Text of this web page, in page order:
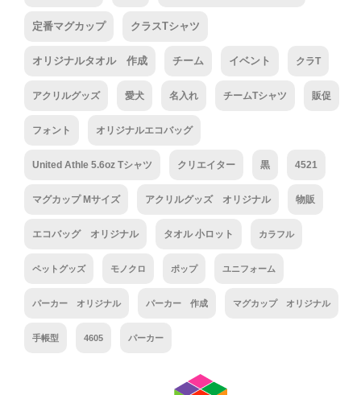
定番マグカップ クラスTシャツ
オリジナルタオル 作成 チーム イベント クラT
アクリルグッズ 愛犬 名入れ チームTシャツ 販促
フォント オリジナルエコバッグ
United Athle 5.6oz Tシャツ クリエイター 黒 4521
マグカップ Mサイズ アクリルグッズ オリジナル 物販
エコバッグ オリジナル タオル 小ロット カラフル
ペットグッズ モノクロ ポップ ユニフォーム
パーカー オリジナル パーカー 作成 マグカップ オリジナル
手帳型 4605 パーカー